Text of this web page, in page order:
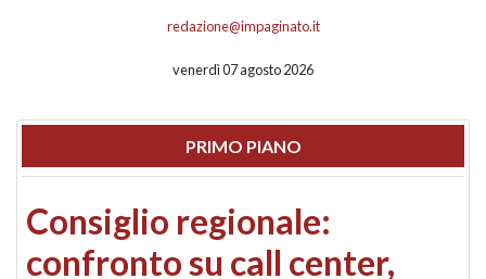
redazione@impaginato.it
venerdì 07 agosto 2026
PRIMO PIANO
Consiglio regionale:
confronto su call center,